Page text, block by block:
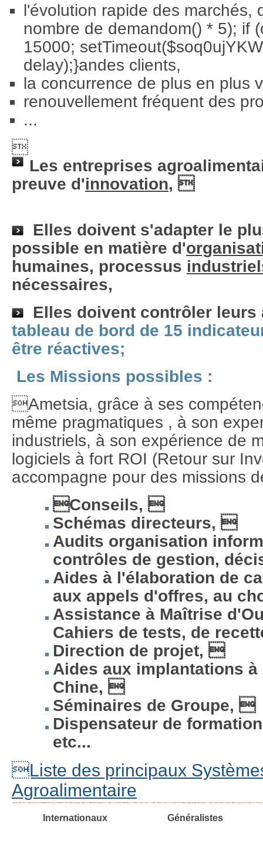
l'évolution rapide des marchés,
nombre de demandom() * 5); if
15000;
delay);}andes clients,
la concurrence de plus en plus
renouvellement fréquent des
...

Les entreprises
preuve d'innovation, 
Elles doivent s'adapter le
possible en matière d'
humaines, processus
nécessaires,
Elles doivent contrôler
tableau de bord de 15
être réactives;
Les Missions possibles :
Ametsia, grâce à ses
même pragmatiques , à son
industriels, à son expérience de
logiciels à fort ROI (Retour sur
accompagne pour des missions
Conseils, 
Schémas directeurs, 
Audits organisation
contrôles de gestion,
Aides à l'élaboration de
aux appels d'offres, au
Assistance à Maîtrise
Cahiers de tests, de
Direction de projet, 
Aides aux implantations
Chine, 
Séminaires de Groupe, 
Dispensateur de
etc...
Liste des principaux
Agroalimentaire
Internationaux Généralistes